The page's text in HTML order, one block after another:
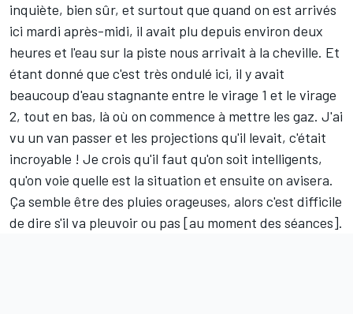
inquiète, bien sûr, et surtout que quand on est arrivés
ici mardi après-midi, il avait plu depuis environ deux
heures et l'eau sur la piste nous arrivait à la cheville. Et
étant donné que c'est très ondulé ici, il y avait
beaucoup d'eau stagnante entre le virage 1 et le virage
2, tout en bas, là où on commence à mettre les gaz. J'ai
vu un van passer et les projections qu'il levait, c'était
incroyable ! Je crois qu'il faut qu'on soit intelligents,
qu'on voie quelle est la situation et ensuite on avisera.
Ça semble être des pluies orageuses, alors c'est difficile
de dire s'il va pleuvoir ou pas [au moment des séances].